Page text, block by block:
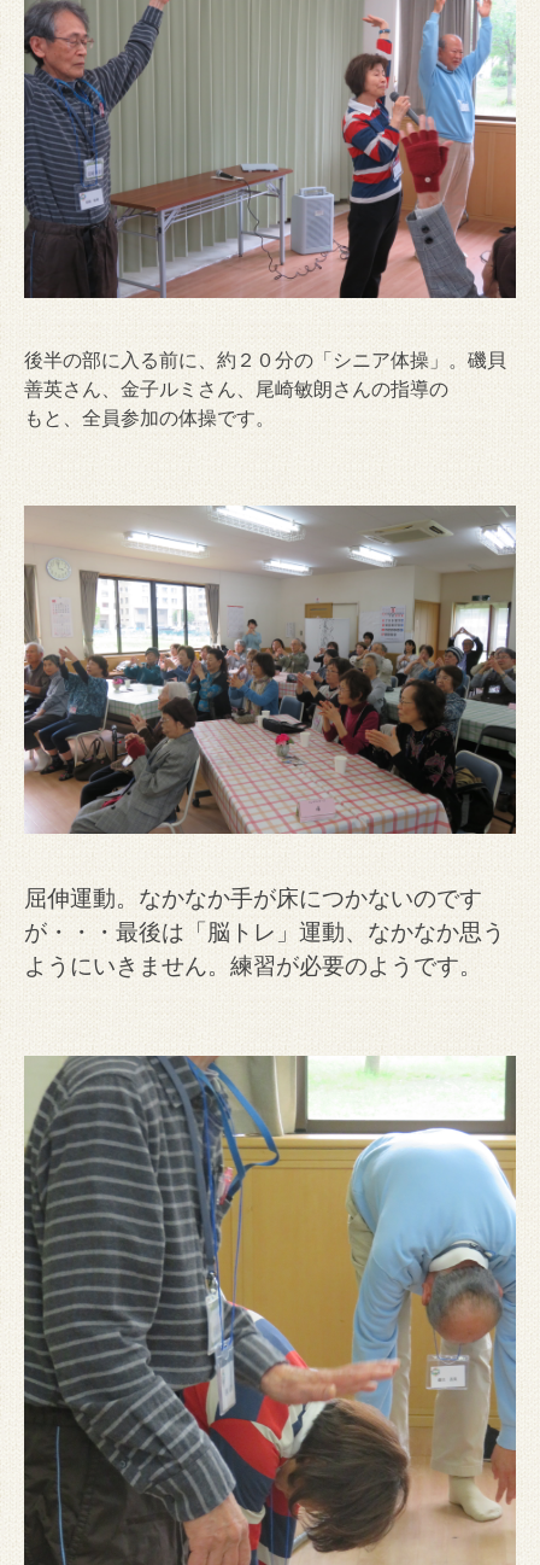
後半の部に入る前に、約２０分の「シニア体操」。磯貝
善英さん、金子ルミさん、尾崎敏朗さんの指導の
もと、全員参加の体操です。
屈伸運動。なかなか手が床につかないのです
が・・・最後は「脳トレ」運動、なかなか思う
ようにいきません。練習が必要のようです。